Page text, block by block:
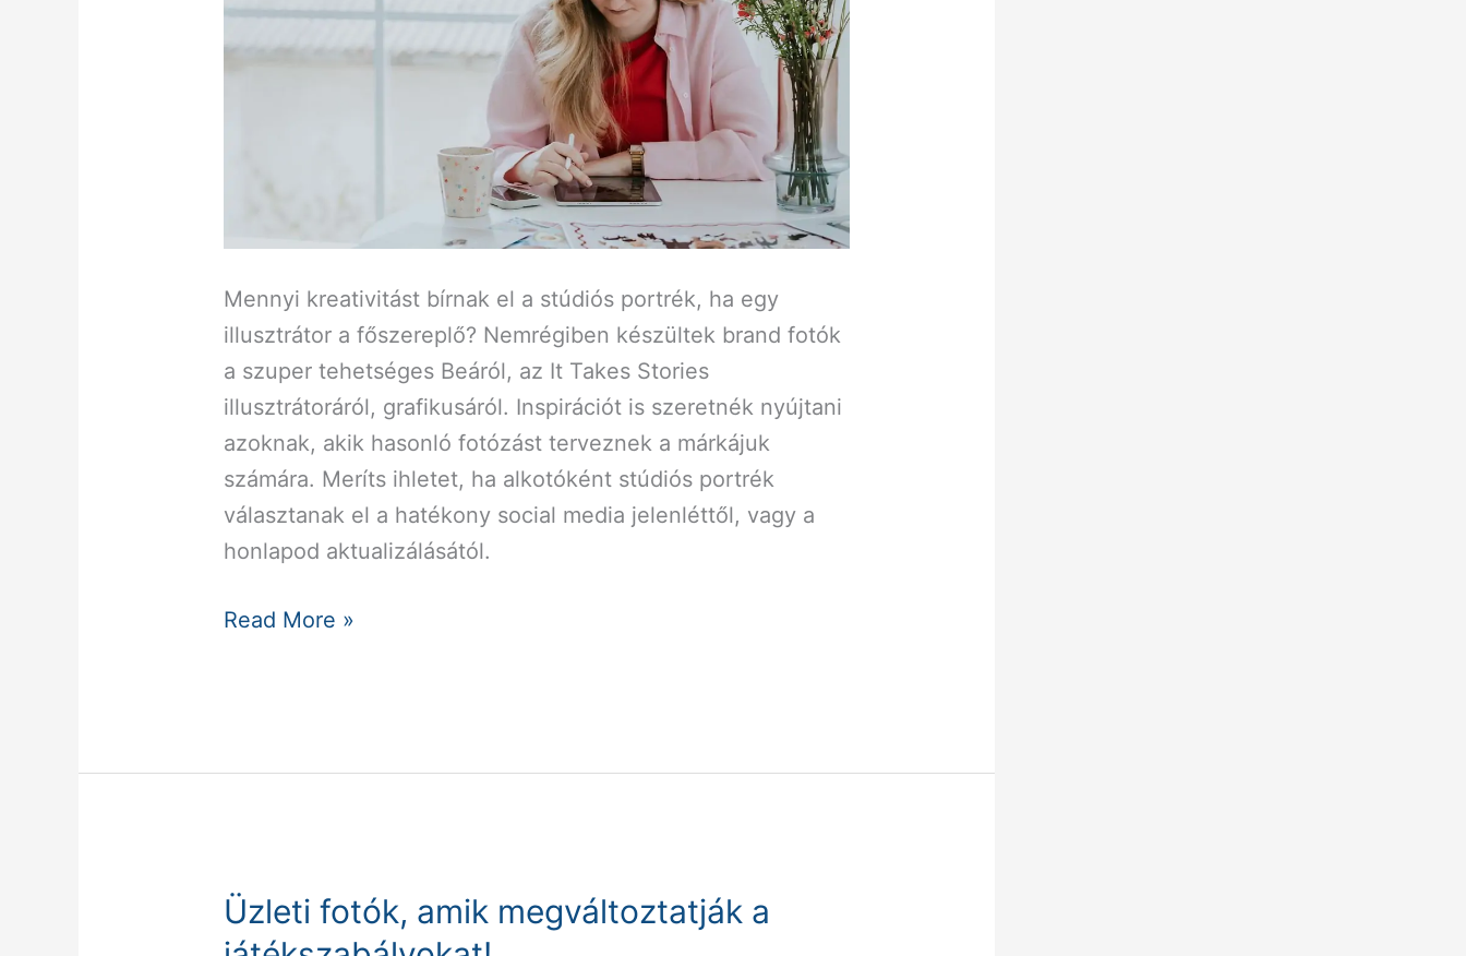
Mennyi kreativitást bírnak el a stúdiós portrék, ha egy
illusztrátor a főszereplő? Nemrégiben készültek brand fotók
a szuper tehetséges Beáról, az It Takes Stories
illusztrátoráról, grafikusáról. Inspirációt is szeretnék nyújtani
azoknak, akik hasonló fotózást terveznek a márkájuk
számára. Meríts ihletet, ha alkotóként stúdiós portrék
választanak el a hatékony social media jelenléttől, vagy a
honlapod aktualizálásától.
Read More »
Üzleti fotók, amik megváltoztatják a
Üzleti
fotók,